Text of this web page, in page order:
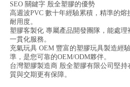
SEO 關鍵字 殷全塑膠的優勢
高週波PVC 數十年經驗累積，精準的
耐用度。
塑膠客製化 專屬產品開發團隊，能處
一貫化服務。
充氣玩具 OEM 豐富的塑膠玩具製造經
準，是您可靠的OEM/ODM夥伴。
台灣塑膠製造商 殷全塑膠有限公司堅
質與交期更有保障。